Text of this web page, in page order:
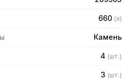
660 (л)
Камень
4 (шт.)
3 (шт.)